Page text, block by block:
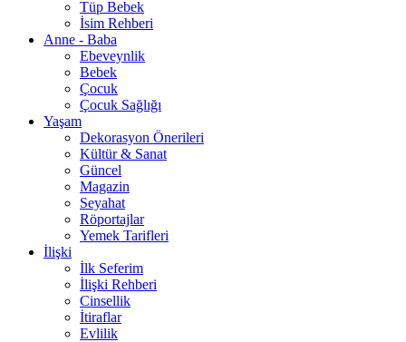
Tüp Bebek
İsim Rehberi
Anne - Baba
Ebeveynlik
Bebek
Çocuk
Çocuk Sağlığı
Yaşam
Dekorasyon Önerileri
Kültür & Sanat
Güncel
Magazin
Seyahat
Röportajlar
Yemek Tarifleri
İlişki
İlk Seferim
İlişki Rehberi
Cinsellik
İtiraflar
Evlilik